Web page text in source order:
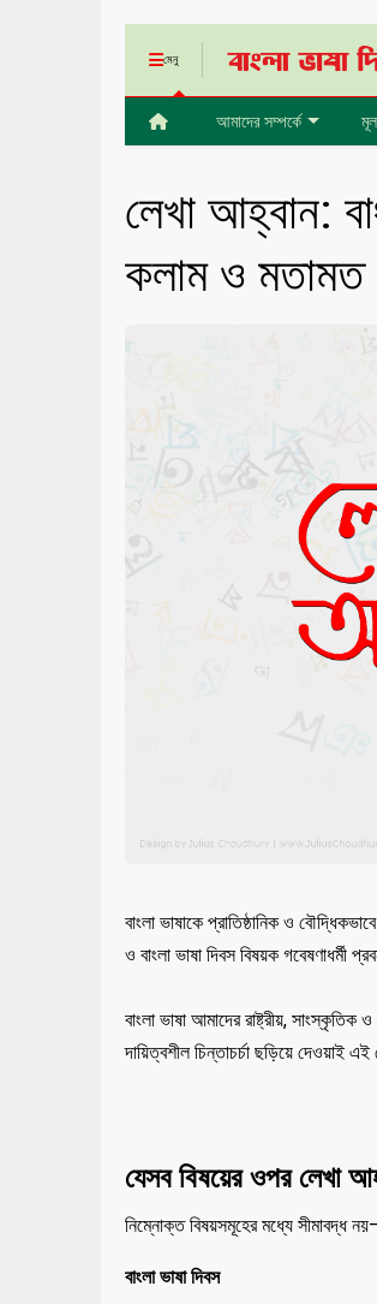
মেনু
আমাদের সম্পর্কে
লেখা আহ্বান:
কলাম ও মতামত
বাংলা ভাষাকে প্রাতিষ্ঠানিক ও
ও বাংলা ভাষা দিবস বিষয়ক গবেষণাধর্মী
বাংলা ভাষা আমাদের রাষ্ট্রীয়,
দায়িত্বশীল চিন্তাচর্চা ছড়িয়ে দেওয়াই
যেসব বিষয়ের ওপর লেখা
নিম্নোক্ত বিষয়সমূহের মধ্যে সীমাবদ্ধ
বাংলা ভাষা দিবস